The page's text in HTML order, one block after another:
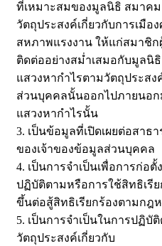
ที่เหมาะสมของมูลนิธิ สมาค
วัตถุประสงค์เกี่ยวกับการเมือ
สหภาพแรงงาน ให้แก่สมาชิก
ติดต่ออย่างสม่ำเสมอกับมูลนิ
แสวงหากำไรตามวัตถุประสง
ส่วนบุคคลนั้นออกไปภายนอ
แสวงหากำไรนั้น
3. เป็นข้อมูลที่เปิดเผยต่อสา
ของเจ้าของข้อมูลส่วนบุคคล
4. เป็นการจำเป็นเพื่อการก่อ
ปฏิบัติตามหรือการใช้สิทธิเรี
ขึ้นต่อสู้สิทธิเรียกร้องตามกฎ
5. เป็นการจำเป็นในการปฏิบั
วัตถุประสงค์เกี่ยวกับ